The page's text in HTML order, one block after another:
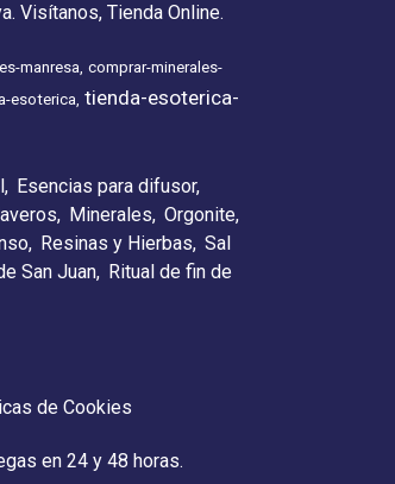
Visítanos, Tienda Online.
manresa comprar-minerales-
esoterica tienda-esoterica-
Esencias para difusor
Minerales Orgonite
Resinas y Hierbas Sal
San Juan Ritual de fin de
de Cookies
en 24 y 48 horas.